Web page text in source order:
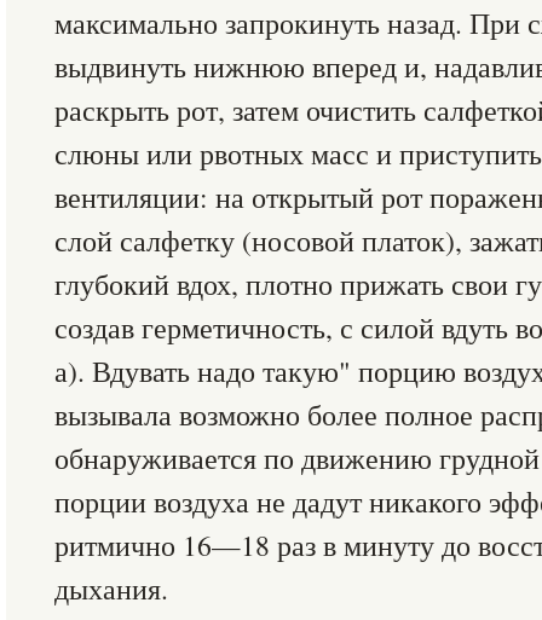
максимально запрокинуть назад. При
выдвинуть нижнюю вперед и,
раскрыть рот, затем очистить
слюны или рвотных масс и
вентиляции: на открытый рот
слой салфетку (носовой платок),
глубокий вдох, плотно прижать свои
создав герметичность, с силой вдуть
а). Вдувать надо такую" порцию
вызывала возможно более полное
обнаруживается по движению
порции воздуха не дадут никакого
ритмично 16—18 раз в минуту до
дыхания.